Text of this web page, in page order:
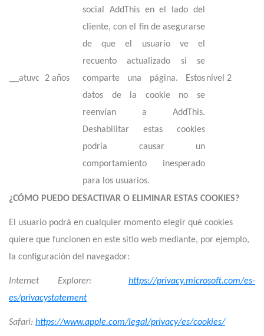
__atuvc 2 años
social AddThis en el lado del
cliente, con el fin de asegurarse
de que el usuario ve el
recuento actualizado si se
comparte una página. Estos
datos de la cookie no se
reenvían a AddThis.
Deshabilitar estas cookies
podría causar un
comportamiento inesperado
para los usuarios.
nivel 2
¿CÓMO PUEDO DESACTIVAR O ELIMINAR ESTAS COOKIES?
El usuario podrá en cualquier momento elegir qué cookies
quiere que funcionen en este sitio web mediante, por ejemplo,
la configuración del navegador:
Internet Explorer: https://privacy.microsoft.com/es-
es/privacystatement
Safari: https://www.apple.com/legal/privacy/es/cookies/